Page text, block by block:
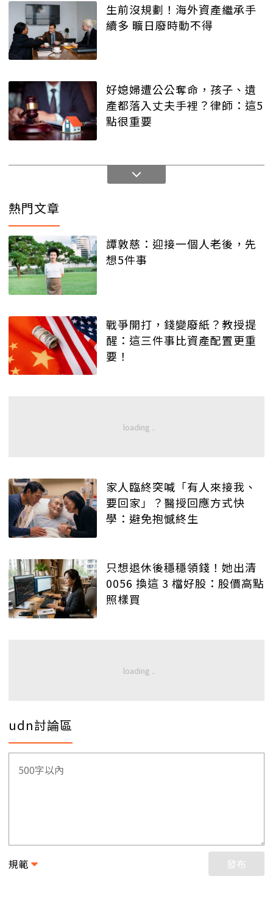
生前沒規劃！海外資產繼承手
續多 曠日廢時動不得
好媳婦遭公公奪命，孩子、遺
產都落入丈夫手裡？律師：這5
點很重要
熱門文章
譚敦慈：迎接一個人老後，先
想5件事
戰爭開打，錢變廢紙？教授提
醒：這三件事比資產配置更重
要！
家人臨終突喊「有人來接我、
要回家」？醫授回應方式快
學：避免抱憾終生
只想退休後穩穩領錢！她出清
0056 換這 3 檔好股：股價高點
照樣買
udn討論區
規範 發布